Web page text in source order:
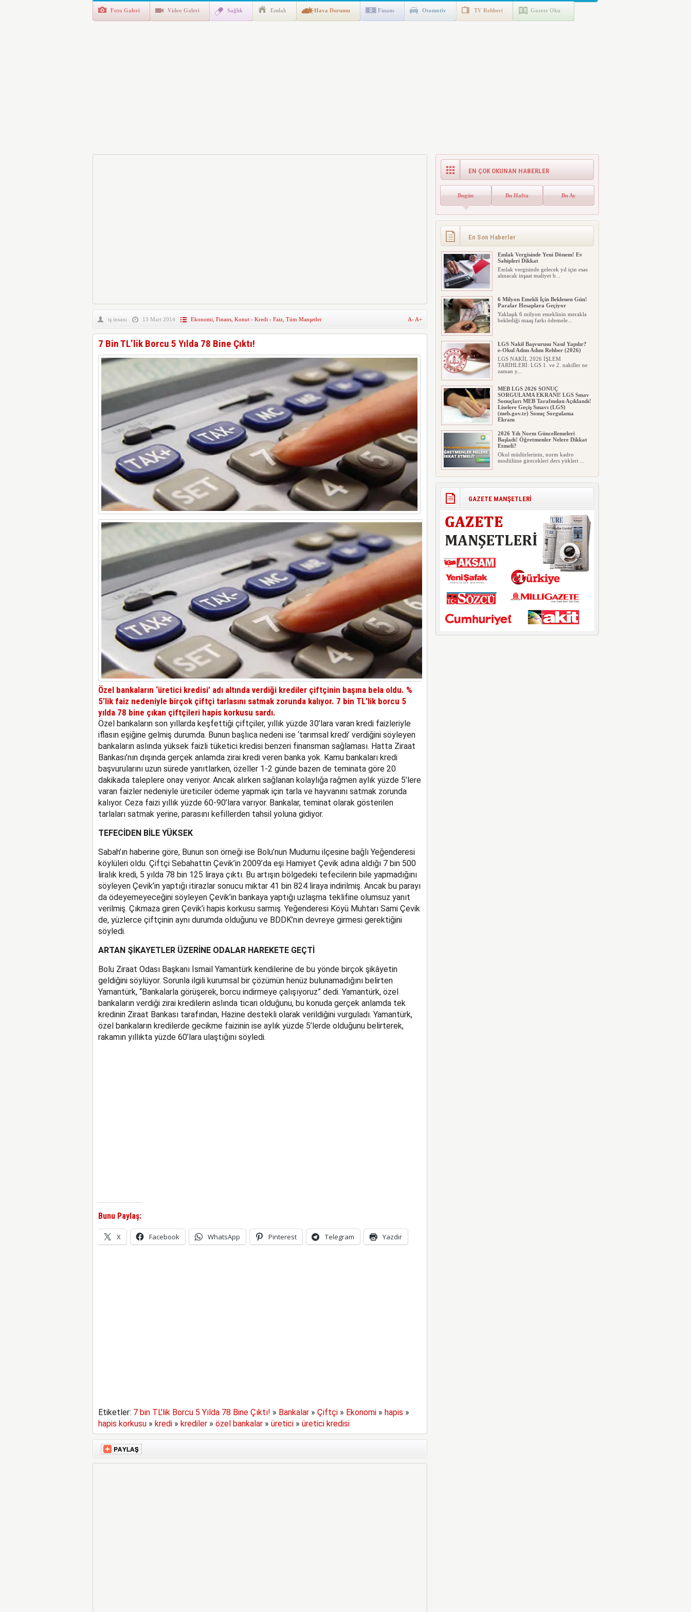
Polis Akademisi İç Güvenlik Fakültesine 350 Öğrenci Alınacak
Foto Galeri Video Galeri Sağlık Emlak Hava Durumu Finans Otomotiv TV Rehberi Gazete Oku
iş insanı 13 Mart 2014 Ekonomi Finans, Konut - Kredi - Faiz, Tüm Manşetler A- A+
7 Bin TL’lik Borcu 5 Yılda 78 Bine Çıktı!
Özel bankaların ‘üretici kredisi’ adı altında verdiği krediler çiftçinin başına bela oldu. %
5’lik faiz nedeniyle birçok çiftçi tarlasını satmak zorunda kalıyor. 7 bin TL’lik borcu 5
yılda 78 bine çıkan çiftçileri hapis korkusu sardı.
Özel bankaların son yıllarda keşfettiği çiftçiler, yıllık yüzde 30’lara varan kredi faizleriyle
iflasın eşiğine gelmiş durumda. Bunun başlıca nedeni ise ‘tarımsal kredi’ verdiğini söyleyen
bankaların aslında yüksek faizli tüketici kredisi benzeri finansman sağlaması. Hatta Ziraat
Bankası’nın dışında gerçek anlamda zirai kredi veren banka yok. Kamu bankaları kredi
başvurularını uzun sürede yanıtlarken, özeller 1-2 günde bazen de teminata göre 20
dakikada taleplere onay veriyor. Ancak alırken sağlanan kolaylığa rağmen aylık yüzde 5’lere
varan faizler nedeniyle üreticiler ödeme yapmak için tarla ve hayvanını satmak zorunda
kalıyor. Ceza faizi yıllık yüzde 60-90’lara varıyor. Bankalar, teminat olarak gösterilen
tarlaları satmak yerine, parasını kefillerden tahsil yoluna gidiyor.
TEFECİDEN BİLE YÜKSEK
Sabah’ın haberine göre, Bunun son örneği ise Bolu’nun Mudurnu ilçesine bağlı Yeğenderesi
köylüleri oldu. Çiftçi Sebahattin Çevik’in 2009’da eşi Hamiyet Çevik adına aldığı 7 bin 500
liralık kredi, 5 yılda 78 bin 125 liraya çıktı. Bu artışın bölgedeki tefecilerin bile yapmadığını
söyleyen Çevik’in yaptığı itirazlar sonucu miktar 41 bin 824 liraya indirilmiş. Ancak bu parayı
da ödeyemeyeceğini söyleyen Çevik’in bankaya yaptığı uzlaşma teklifine olumsuz yanıt
verilmiş. Çıkmaza giren Çevik’i hapis korkusu sarmış. Yeğenderesi Köyü Muhtarı Sami Çevik
de, yüzlerce çiftçinin aynı durumda olduğunu ve BDDK’nın devreye girmesi gerektiğini
söyledi.
ARTAN ŞİKAYETLER ÜZERİNE ODALAR HAREKETE GEÇTİ
Bolu Ziraat Odası Başkanı İsmail Yamantürk kendilerine de bu yönde birçok şikâyetin
geldiğini söylüyor. Sorunla ilgili kurumsal bir çözümün henüz bulunamadığını belirten
Yamantürk, “Bankalarla görüşerek, borcu indirmeye çalışıyoruz” dedi. Yamantürk, özel
bankaların verdiği zirai kredilerin aslında ticari olduğunu, bu konuda gerçek anlamda tek
kredinin Ziraat Bankası tarafından, Hazine destekli olarak verildiğini vurguladı. Yamantürk,
özel bankaların kredilerde gecikme faizinin ise aylık yüzde 5’lerde olduğunu belirterek,
rakamın yıllıkta yüzde 60’lara ulaştığını söyledi.
Bunu Paylaş:
X Facebook WhatsApp Pinterest Telegram Yazdır
Etiketler: 7 bin TL'lik Borcu 5 Yılda 78 Bine Çıktı! » Bankalar» Çiftçi» Ekonomi» hapis »
hapis korkusu» kredi» krediler» özel bankalar» üretici» üretici kredisi
EN ÇOK OKUNAN HABERLER
Bugün Bu Hafta Bu Ay
En Son Haberler
Emlak Vergisinde Yeni Dönem! Ev
Sahipleri Dikkat
Emlak vergisinde gelecek yıl için esas
alınacak inşaat maliyet b...
6 Milyon Emekli İçin Beklenen Gün!
Paralar Hesaplara Geçiyor
Yaklaşık 6 milyon emeklinin merakla
beklediği maaş farkı ödemele...
LGS Nakil Başvurusu Nasıl Yapılır?
e-Okul Adım Adım Rehber (2026)
LGS NAKİL 2026 İŞLEM
TARİHLERİ: LGS 1. ve 2. nakiller ne
zaman y...
MEB LGS 2026 SONUÇ
SORGULAMA EKRANI! LGS Sınav
Sonuçları MEB Tarafından Açıklandı!
Liselere Geçiş Sınavı (LGS)
(meb.gov.tr) Sonuç Sorgulama
Ekranı
Milyonlarca öğrenci için ...
2026 Yılı Norm Güncellemeleri
Başladı! Öğretmenler Nelere Dikkat
Etmeli?
Okul müdürlerinin, norm kadro
modülüne girecekleri ders yükleri ...
Polis Akademisi İç Güvenlik
Fakültesine 350 Öğrenci Alınacak
Güvenlik Fakültesi'ne 2026 yıl...
E-Devlet Unutulan Para Sorgulaması
Başladı: Unuttuğunuz Paralar
Ortaya Çıkabilir, Mirasçıları da
İlgilendiriyor
Dijital ödeme alışkanlıklarının
yaygınlaşmasıyla birlikte elektr...
İşte Okullarda Öğrencilerin
Kıyafet/Formalarının Belirlenmesine
Dair Usul ve Esaslar
Genel Müdürlüğü 22.07.2026 ...
Motorine Gece Yarısı Büyük İndirim
ABD-İran arasında yeniden diplomasi
yürütüleceği sinyallerinin p...
GAZETE MANŞETLERİ